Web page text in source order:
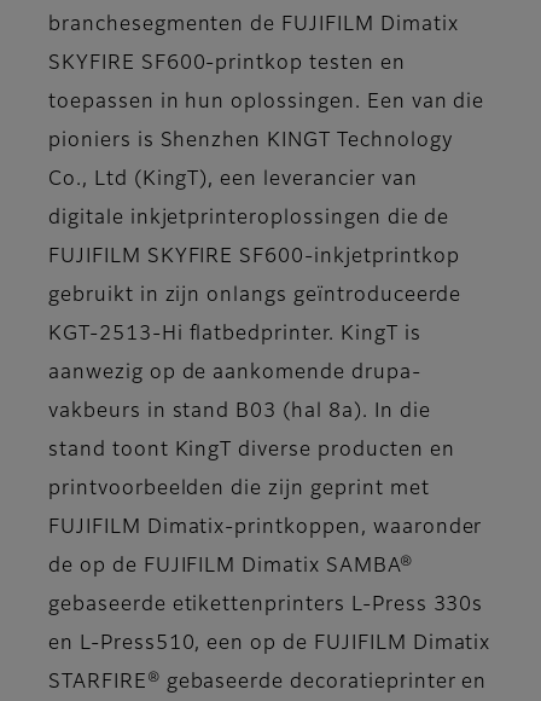
branchesegmenten de FUJIFILM Dimatix
SKYFIRE SF600-printkop testen en
toepassen in hun oplossingen. Een van die
pioniers is Shenzhen KINGT Technology
Co., Ltd (KingT), een leverancier van
digitale inkjetprinteroplossingen die de
FUJIFILM SKYFIRE SF600-inkjetprintkop
gebruikt in zijn onlangs geïntroduceerde
KGT-2513-Hi flatbedprinter. KingT is
aanwezig op de aankomende drupa-
vakbeurs in stand B03 (hal 8a). In die
stand toont KingT diverse producten en
printvoorbeelden die zijn geprint met
FUJIFILM Dimatix-printkoppen, waaronder
de op de FUJIFILM Dimatix SAMBA®
gebaseerde etikettenprinters L-Press 330s
en L-Press510, een op de FUJIFILM Dimatix
STARFIRE® gebaseerde decoratieprinter en